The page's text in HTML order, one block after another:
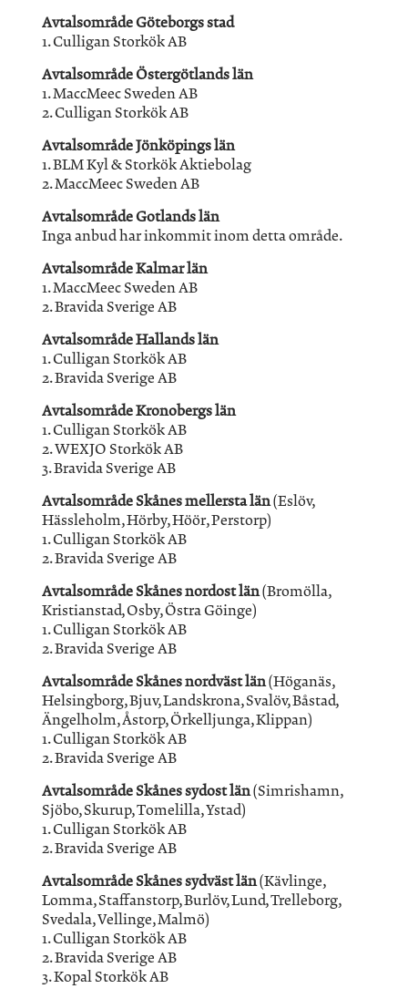
Avtalsområde Göteborgs stad
1. Culligan Storkök AB
Avtalsområde Östergötlands län
1. MaccMeec Sweden AB
2. Culligan Storkök AB
Avtalsområde Jönköpings län
1. BLM Kyl & Storkök Aktiebolag
2. MaccMeec Sweden AB
Avtalsområde Gotlands län
Inga anbud har inkommit inom detta område.
Avtalsområde Kalmar län
1. MaccMeec Sweden AB
2. Bravida Sverige AB
Avtalsområde Hallands län
1. Culligan Storkök AB
2. Bravida Sverige AB
Avtalsområde Kronobergs län
1. Culligan Storkök AB
2. WEXJO Storkök AB
3. Bravida Sverige AB
Avtalsområde Skånes mellersta län(Eslöv,
Hässleholm, Hörby, Höör, Perstorp)
1. Culligan Storkök AB
2. Bravida Sverige AB
Avtalsområde Skånes nordost län(Bromölla,
Kristianstad, Osby, Östra Göinge)
1. Culligan Storkök AB
2. Bravida Sverige AB
Avtalsområde Skånes nordväst län(Höganäs,
Helsingborg, Bjuv, Landskrona, Svalöv, Båstad,
Ängelholm, Åstorp, Örkelljunga, Klippan)
1. Culligan Storkök AB
2. Bravida Sverige AB
Avtalsområde Skånes sydost län(Simrishamn,
Sjöbo, Skurup, Tomelilla, Ystad)
1. Culligan Storkök AB
2. Bravida Sverige AB
Avtalsområde Skånes sydväst län(Kävlinge,
Lomma, Staffanstorp, Burlöv, Lund, Trelleborg,
Svedala, Vellinge, Malmö)
1. Culligan Storkök AB
2. Bravida Sverige AB
3. Kopal Storkök AB